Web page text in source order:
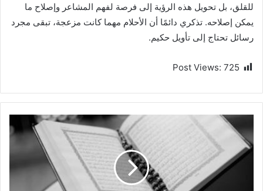
للقلق، بل تحويل هذه الرؤية إلى فرصة لفهم المشاعر وإصلاح ما
يمكن إصلاحه. تذكري دائمًا أن الأحلام مهما كانت مزعجة، تبقى مجرد
رسائل تحتاج إلى تأويل حكيم.
Post Views: 725